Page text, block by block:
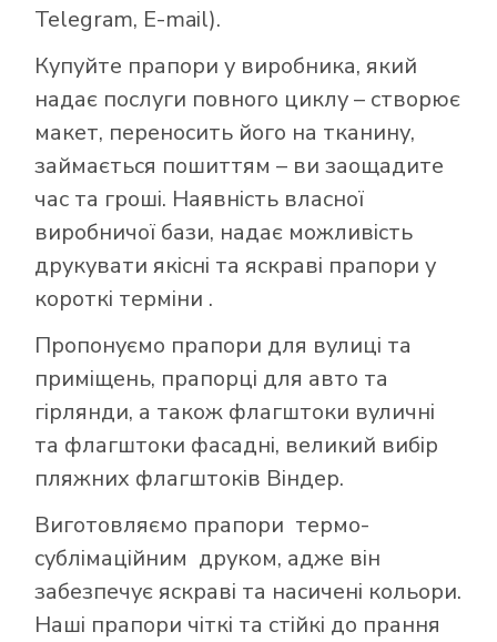
Telegram, E-mail).
Купуйте прапори у виробника, який
надає послуги повного циклу – створює
макет, переносить його на тканину,
займається пошиттям – ви заощадите
час та гроші. Наявність власної
виробничої бази, надає можливість
друкувати якісні та яскраві прапори у
короткі терміни .
Пропонуємо прапори для вулиці та
приміщень, прапорці для авто та
гірлянди, а також флагштоки вуличні
та флагштоки фасадні, великий вибір
пляжних флагштоків Віндер.
Виготовляємо прапори термо-
сублімаційним друком, адже він
забезпечує яскраві та насичені кольори.
Наші прапори чіткі та стійкі до прання